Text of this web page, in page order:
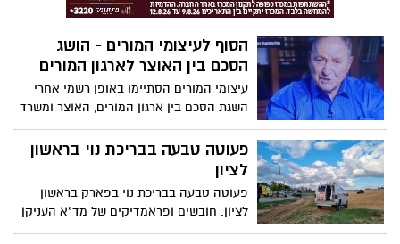
רבים"
הסוף לעיצומי המורים - הושג
הסכם בין האוצר לארגון המורים
עיצומי המורים הסתיימו באופן רשמי אחרי
השגת הסכם בין ארגון המורים, האוצר ומשרד
החינוך. כל המורים יקבלו תוספת שכר של
1200 שקל החל מהשנה, וימי השביתה לא ינוכו
משכרם. אלה ההבנות אליהם הגיעו הצדדים
פעוטה טבעה בבריכת נוי בראשון
לציון
פעוטה טבעה בבריכת נוי בפארק בראשון
לציון. חובשים ופראמדיקים של מד"א העניקן
במקום טיפול רפואי וביצעו פעולות החייאה